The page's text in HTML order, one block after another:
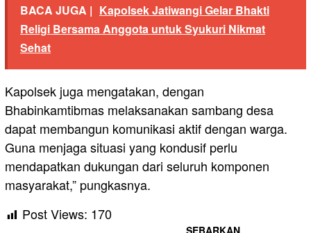
BACA JUGA | Kapolsek Jatiwangi Gelar Bhakti
Religi Bersama Anggota untuk Syukuri Nikmat
Sehat
Kapolsek juga mengatakan, dengan
Bhabinkamtibmas melaksanakan sambang desa
dapat membangun komunikasi aktif dengan warga.
Guna menjaga situasi yang kondusif perlu
mendapatkan dukungan dari seluruh komponen
masyarakat,” pungkasnya.
Post Views: 170